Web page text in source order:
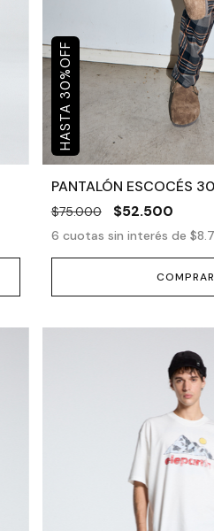
30
%
OFF
PANTALÓN ESCOCÉS
$75.000 $52.500
6 cuotas sin interés de
COMPRAR